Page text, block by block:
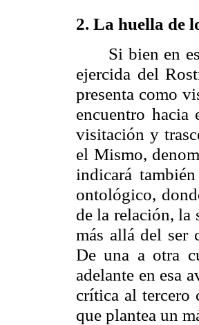
2. La huella de
Si bien en
ejercida del
presenta como
encuentro
visitación y
el Mismo,
indicará
ontológico,
de la relación,
más allá del ser
De una a otra
adelante en esa
crítica al tercero
que plantea un